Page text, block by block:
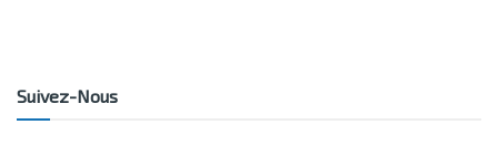
Suivez-Nous